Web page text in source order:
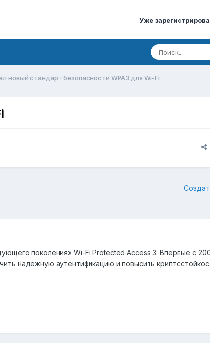
Уже
новый стандарт безопасности WPA3 для Wi-Fi
поколения» Wi-Fi Protected Access 3. Впервые с
надежную аутентификацию и повысить